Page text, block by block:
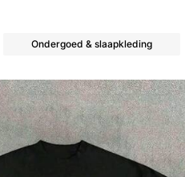
Ondergoed & slaapkleding